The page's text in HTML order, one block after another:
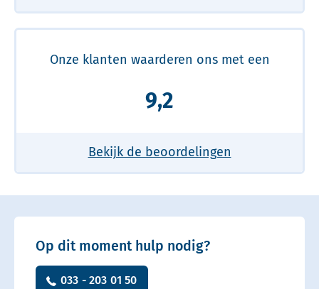
Onze klanten waarderen ons met een
9,2
Bekijk de beoordelingen
Op dit moment hulp nodig?
033 - 203 01 50